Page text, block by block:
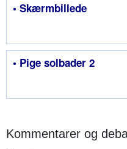
• Skærmbillede
• Pige solbader 2
Kommentarer og